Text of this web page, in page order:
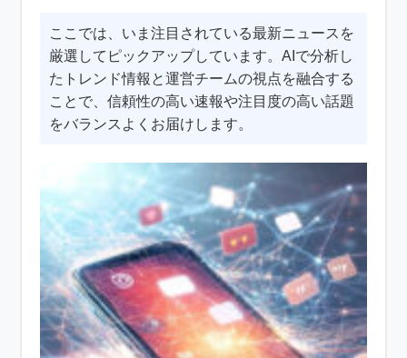
ここでは、いま注目されている最新ニュースを
厳選してピックアップしています。AIで分析し
たトレンド情報と運営チームの視点を融合する
ことで、信頼性の高い速報や注目度の高い話題
をバランスよくお届けします。